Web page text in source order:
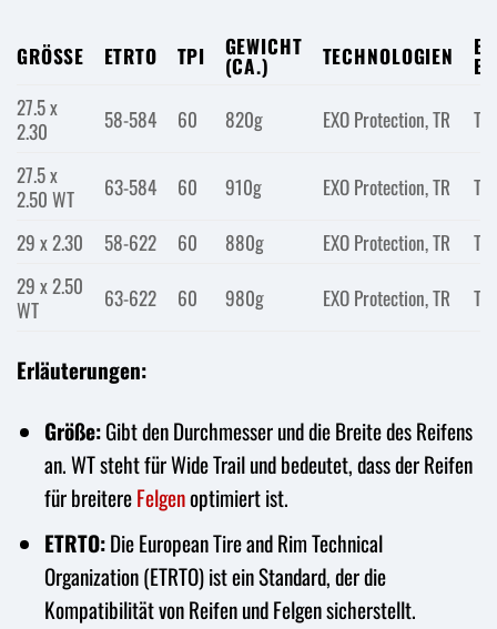
GRÖSSE ETRTO TPI GEWICHT
(CA.) TECHNOLOGIEN
27.5 x
2.30
58-584 60 820g EXO Protection, TR
27.5 x
2.50 WT
63-584 60 910g EXO Protection, TR
29 x 2.30
58-622 60 880g EXO Protection, TR
29 x 2.50
WT
63-622 60 980g EXO Protection, TR
Erläuterungen:
Größe:Gibt den Durchmesser und die Breite des Reifens
an. WT steht für Wide Trail und bedeutet, dass der Reifen
für breitereFelgenoptimiert ist.
ETRTO:Die European Tire and Rim Technical
Organization (ETRTO) ist ein Standard, der die
Kompatibilität von Reifen und Felgen sicherstellt.